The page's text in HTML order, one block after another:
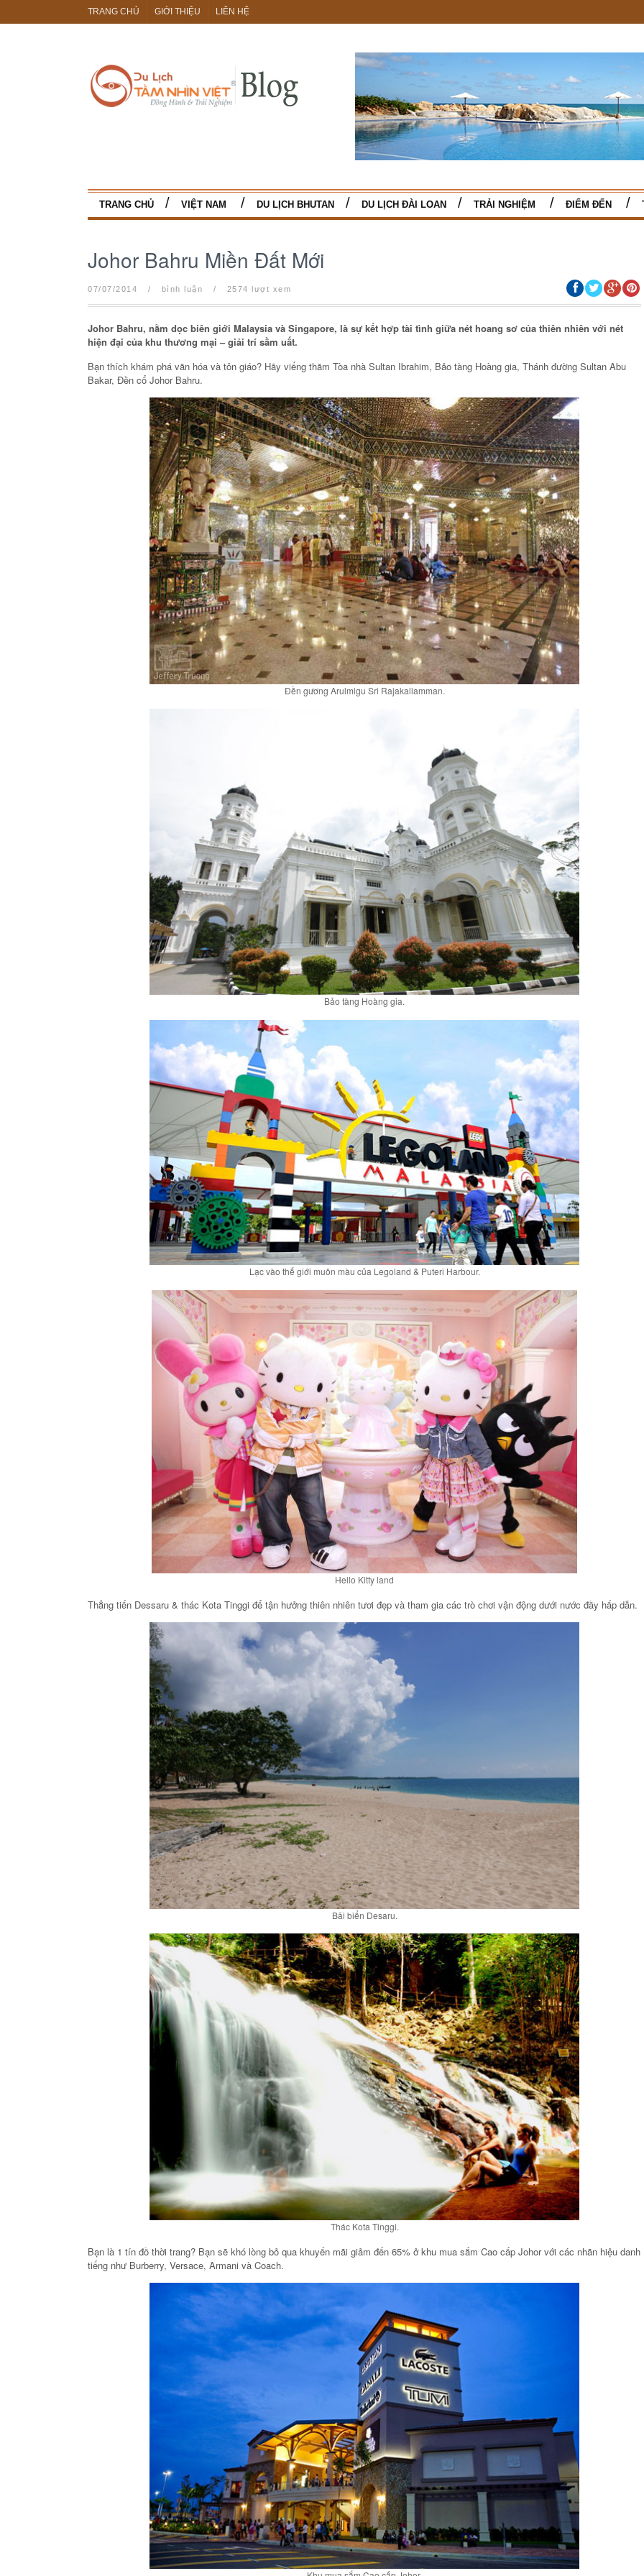
TRANG CHỦ GIỚI THIỆU LIÊN HỆ
TRANG CHỦ VIỆT NAM DU LỊCH BHUTAN DU LỊCH ĐÀI LOAN TRẢI NGHIỆM ĐIỂM ĐẾN
Johor Bahru Miền Đất Mới
07/07/2014 / bình luận / 2574 lượt xem
Johor Bahru, nằm dọc biên giới Malaysia và Singapore, là sự kết hợp tài tình giữa nét hoang sơ của thiên nhiên với nét
hiện đại của khu thương mại – giải trí sầm uất.
Bạn thích khám phá văn hóa và tôn giáo? Hãy viếng thăm Tòa nhà Sultan Ibrahim, Bảo tàng Hoàng gia, Thánh đường Sultan Abu
Bakar, Đền cổ Johor Bahru.
Đền gương Arulmigu Sri Rajakaliamman.
Bảo tàng Hoàng gia.
Lạc vào thế giới muôn màu của Legoland & Puteri Harbour.
Hello Kitty land
Thẳng tiến Dessaru & thác Kota Tinggi để tận hưởng thiên nhiên tươi đẹp và tham gia các trò chơi vận động dưới nước đầy hấp dẫn.
Bãi biển Desaru.
Thác Kota Tinggi.
Bạn là 1 tín đồ thời trang? Bạn sẽ khó lòng bỏ qua khuyến mãi giảm đến 65% ở khu mua sắm Cao cấp Johor với các nhãn hiệu danh
tiếng như Burberry, Versace, Armani và Coach.
Ảnh
KHU NGHỈ DƯỠNG TỐT NHẤT
CHÂU Á TẠI ĐÀ NẴNG – HARNN
HERITAGE SPA
KHU NGHỈ DƯỠNG TỐT
CHÂU Á TẠI ĐÀ NẴNG –